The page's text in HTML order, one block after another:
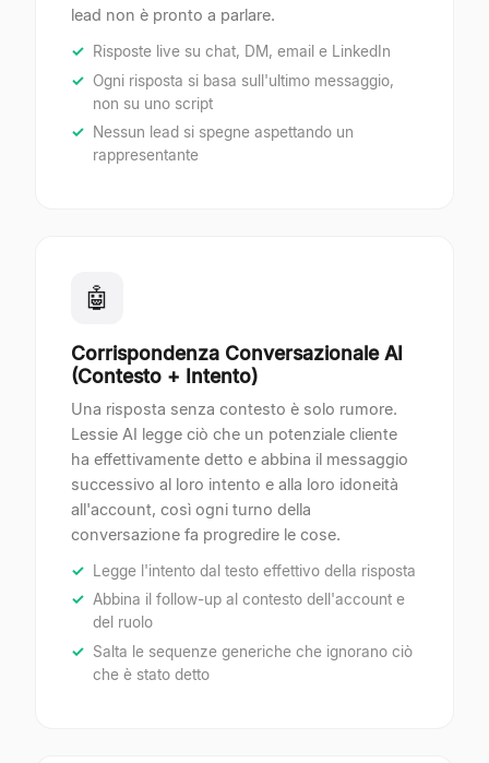
lead non è pronto a parlare.
Risposte live su chat, DM, email e LinkedIn
Ogni risposta si basa sull'ultimo messaggio,
non su uno script
Nessun lead si spegne aspettando un
rappresentante
🤖
Corrispondenza Conversazionale AI
(Contesto + Intento)
Una risposta senza contesto è solo rumore.
Lessie AI legge ciò che un potenziale cliente
ha effettivamente detto e abbina il messaggio
successivo al loro intento e alla loro idoneità
all'account, così ogni turno della
conversazione fa progredire le cose.
Legge l'intento dal testo effettivo della risposta
Abbina il follow-up al contesto dell'account e
del ruolo
Salta le sequenze generiche che ignorano ciò
che è stato detto